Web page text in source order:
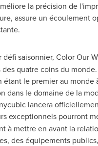
la précision de
assure un écoulement
saisonnier, Color Our
quatre coins du
le premier au monde
dans le domaine de la
lancera
exceptionnels pourront
à mettre en avant la
des équipements